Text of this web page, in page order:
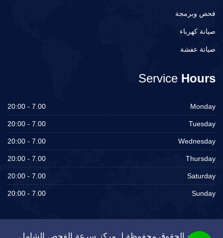
فحص وبرمجة
صيانة كهرباء
صيانة عفشة
Service Hours
Monday
7.00 - 20:00
Tuesday
7.00 - 20:00
Wednesday
7.00 - 20:00
Thursday
7.00 - 20:00
Saturday
7.00 - 20:00
Sunday
7.00 - 20:00